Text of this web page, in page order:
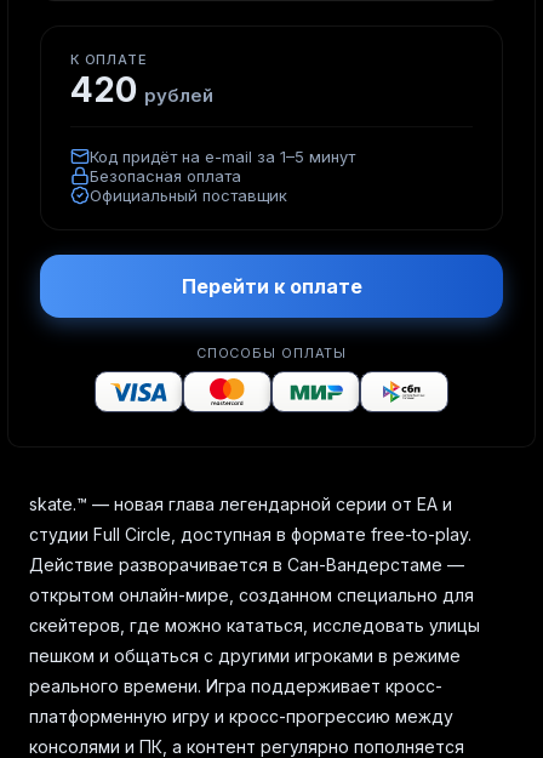
К ОПЛАТЕ
420 рублей
Код придёт на e-mail за 1–5 минут
Безопасная оплата
Официальный поставщик
Перейти к оплате
СПОСОБЫ ОПЛАТЫ
skate.™ — новая глава легендарной серии от EA и
студии Full Circle, доступная в формате free-to-play.
Действие разворачивается в Сан-Вандерстаме —
открытом онлайн-мире, созданном специально для
скейтеров, где можно кататься, исследовать улицы
пешком и общаться с другими игроками в режиме
реального времени. Игра поддерживает кросс-
платформенную игру и кросс-прогрессию между
консолями и ПК, а контент регулярно пополняется